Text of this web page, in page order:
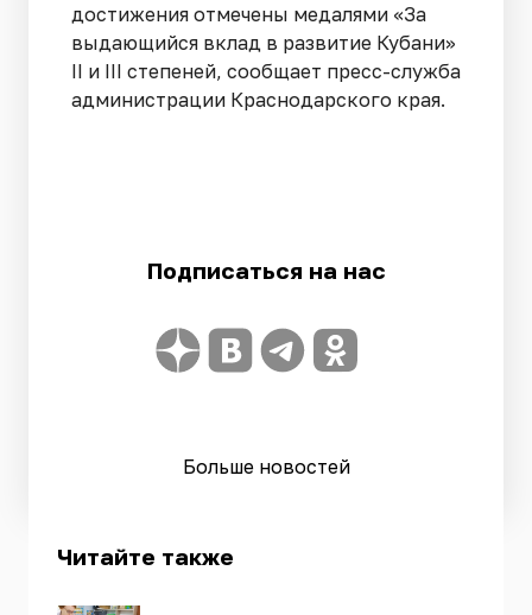
достижения отмечены медалями «За
выдающийся вклад в развитие Кубани»
II и III степеней, сообщает пресс-служба
администрации Краснодарского края.
Подписаться на нас
Больше новостей
Читайте также